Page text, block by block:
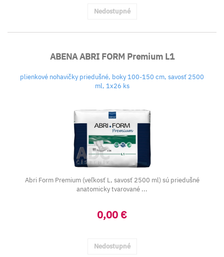
Nedostupné
ABENA ABRI FORM Premium L1
plienkové nohavičky priedušné, boky 100-150 cm, savosť 2500
ml, 1x26 ks
Abri Form Premium (veľkosť L, savosť 2500 ml) sú priedušné
anatomicky tvarované ...
0,00 €
Nedostupné